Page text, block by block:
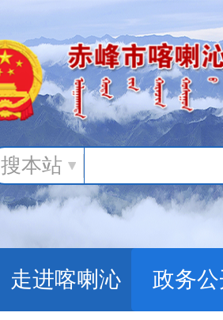
搜本站
走进喀喇沁 政务